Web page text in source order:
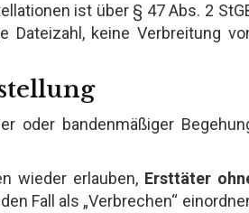
ist über § 47 Abs. 2
Dateizahl, keine Verbreitung
oder bandenmäßiger
wieder erlauben, Ersttäter
Fall als „Verbrechen“